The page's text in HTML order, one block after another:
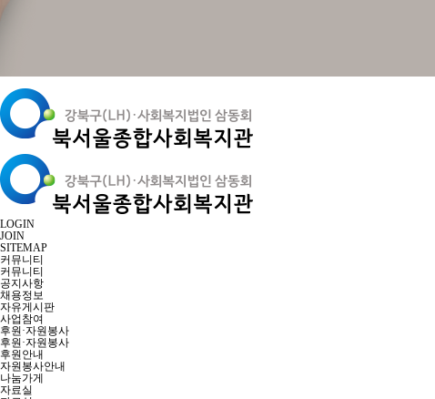
LOGIN
JOIN
SITEMAP
커뮤니티
커뮤니티
공지사항
채용정보
자유게시판
사업참여
후원·자원봉사
후원·자원봉사
후원안내
자원봉사안내
나눔가게
자료실